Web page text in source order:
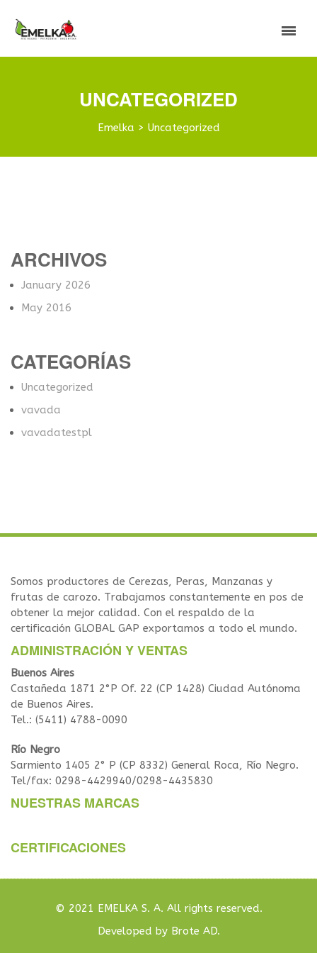
UNCATEGORIZED
Emelka > Uncategorized
ARCHIVOS
January 2026
May 2016
CATEGORÍAS
Uncategorized
vavada
vavadatestpl
Somos productores de Cerezas, Peras, Manzanas y
frutas de carozo. Trabajamos constantemente en pos de
obtener la mejor calidad. Con el respaldo de la
certificación GLOBAL GAP exportamos a todo el mundo.
ADMINISTRACIÓN Y VENTAS
Buenos Aires
Castañeda 1871 2°P Of. 22 (CP 1428) Ciudad Autónoma
de Buenos Aires.
Tel.: (5411) 4788-0090
Río Negro
Sarmiento 1405 2° P (CP 8332) General Roca, Río Negro.
Tel/fax: 0298-4429940/0298-4435830
NUESTRAS MARCAS
CERTIFICACIONES
© 2021 EMELKA S. A. All rights reserved.
Developed by Brote AD.